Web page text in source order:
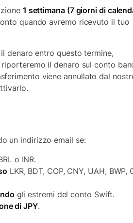
1 settimana (7 giorni di
quando avremo ricevuto il tuo
denaro entro questo termine,
il denaro sul conto
viene annullato dal
un indirizzo email se:
o INR.
LKR, BDT, COP, CNY, UAH, BWP,
gli estremi del conto Swift.
di JPY.